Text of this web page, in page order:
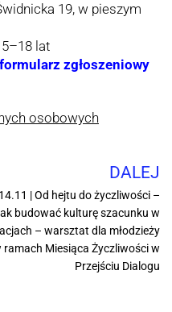
19, w pieszym
lat
formularz zgłoszeniowy
osobowych
DALEJ
14.11 | Od hejtu do życzliwości –
budować kulturę szacunku w
– warsztat dla młodzieży
ramach Miesiąca Życzliwości w
Przejściu Dialogu